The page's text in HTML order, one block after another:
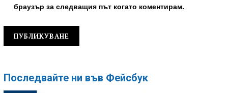
браузър за следващия път когато коментирам.
Последвайте ни във Фейсбук